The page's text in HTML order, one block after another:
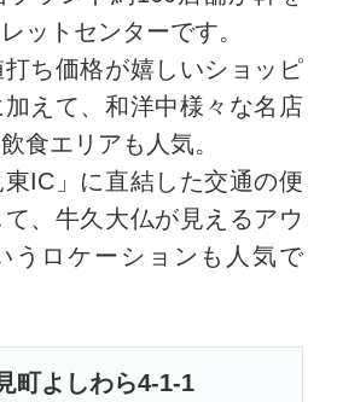
ットセンターです。
ち価格が嬉しいショッピ
えて、和洋中様々な名店
食エリアも人気。
IC」に直結した交通の便
、牛久大仏が見えるアウ
うロケーションも人気で
町よしわら4-1-1